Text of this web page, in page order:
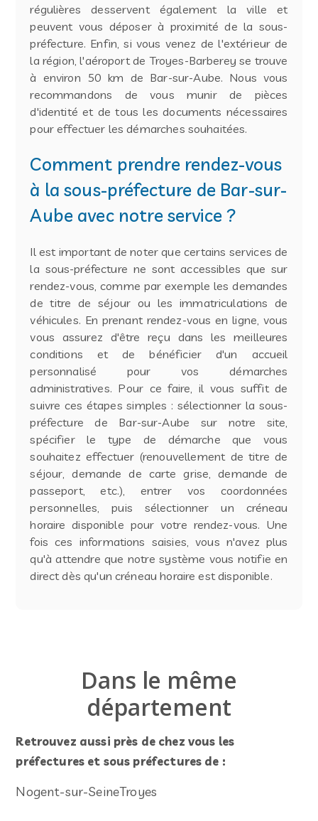
Dans le même
département
Retrouvez aussi près de chez vous les
préfectures et sous préfectures de :
Nogent-sur-SeineTroyes
régulières desservent également la ville et
peuvent vous déposer à proximité de la sous-
préfecture. Enfin, si vous venez de l'extérieur de
la région, l'aéroport de Troyes-Barberey se trouve
à environ 50 km de Bar-sur-Aube. Nous vous
recommandons de vous munir de pièces
d'identité et de tous les documents nécessaires
pour effectuer les démarches souhaitées.
Comment prendre rendez-vous
à la sous-préfecture de Bar-sur-
Aube avec notre service ?
Il est important de noter que certains services de
la sous-préfecture ne sont accessibles que sur
rendez-vous, comme par exemple les demandes
de titre de séjour ou les immatriculations de
véhicules. En prenant rendez-vous en ligne, vous
vous assurez d'être reçu dans les meilleures
conditions et de bénéficier d'un accueil
personnalisé pour vos démarches
administratives. Pour ce faire, il vous suffit de
suivre ces étapes simples : sélectionner la sous-
préfecture de Bar-sur-Aube sur notre site,
spécifier le type de démarche que vous
souhaitez effectuer (renouvellement de titre de
séjour, demande de carte grise, demande de
passeport, etc.), entrer vos coordonnées
personnelles, puis sélectionner un créneau
horaire disponible pour votre rendez-vous. Une
fois ces informations saisies, vous n'avez plus
qu'à attendre que notre système vous notifie en
direct dès qu'un créneau horaire est disponible.